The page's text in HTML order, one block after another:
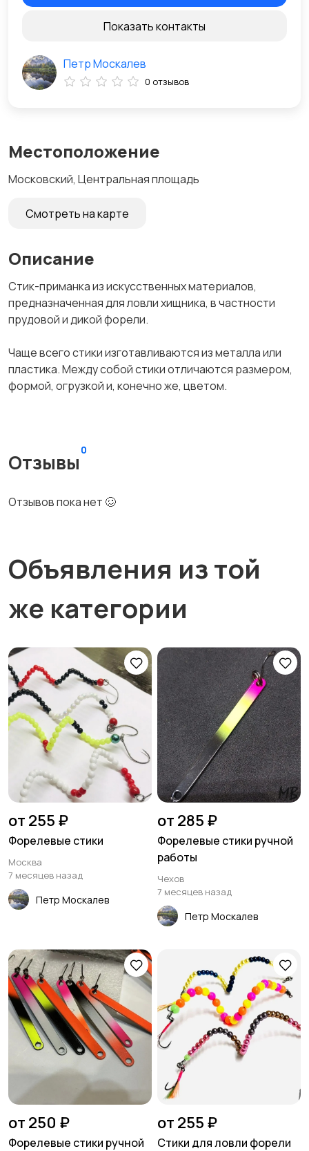
Местоположение
Московский, Центральная площадь
Смотреть на карте
Описание
Стик-приманка из искусственных материалов,
предназначенная для ловли хищника, в частности
прудовой и дикой форели.
Чаще всего стики изготавливаются из металла или
пластика. Между собой стики отличаются размером,
формой, огрузкой и, конечно же, цветом.
Отзывы
0
Отзывов пока нет 🥴
Показать контакты
Петр Москалев
0 отзывов
Объявления из той
же категории
от 255 ₽
Форелевые стики
Москва
7 месяцев назад
Петр Москалев
от 285 ₽
Форелевые стики ручной
работы
Чехов
7 месяцев назад
Петр Москалев
от 250 ₽
Форелевые стики ручной
от 255 ₽
Стики для ловли форели